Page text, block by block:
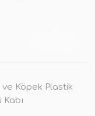
ve Köpek Plastik